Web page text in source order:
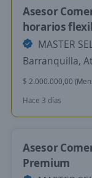
Asesor
horarios
MASTER
Barranquilla,
$ 2.000.000,00
Hace 3 días
Asesor
Premium